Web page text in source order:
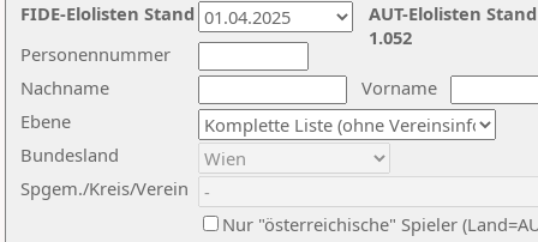
Nachname
Vorname
Ebene
Personennummer
Bundesland
Spgem./Kreis/Verein
Nur "österreichische" Spieler
AUT-Elolisten
1.052
FIDE-Elolisten Stand